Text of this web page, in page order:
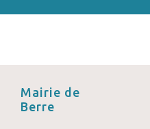
Mairie de
Berre